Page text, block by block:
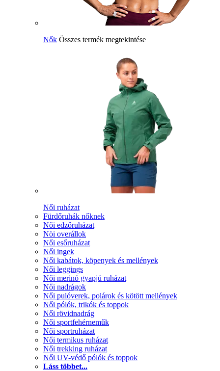
Nők Összes termék megtekintése
Női ruházat
Fürdőruhák nőknek
Női edzőruházat
Nöi overállok
Női esőruházat
Női ingek
Női kabátok, köpenyek és mellények
Női leggings
Női merinó gyapjú ruházat
Női nadrágok
Női pulóverek, polárok és kötött mellények
Női pólók, trikók és toppok
Női rövidnadrág
Női sportfehérneműk
Női sportruházat
Női termikus ruházat
Női trekking ruházat
Női UV-védő pólók és toppok
Láss többet...